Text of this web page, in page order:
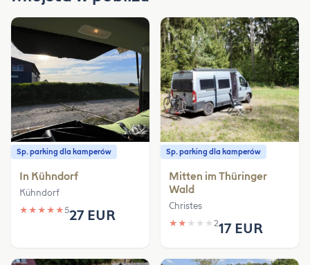
Sp. parking dla kamperów
In Kühndorf
Kühndorf
★ ★ ★ ★ ★527 EUR
Sp. parking dla kamperów
Mitten im Thüringer
Wald
Christes
★ ★ ★ ★ ★ 217 EUR